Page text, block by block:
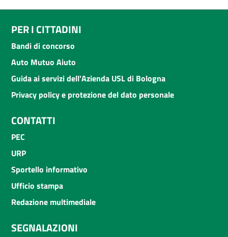
PER I CITTADINI
Bandi di concorso
Auto Mutuo Aiuto
Guida ai servizi dell'Azienda USL di Bologna
Privacy policy e protezione del dato personale
CONTATTI
PEC
URP
Sportello informativo
Ufficio stampa
Redazione multimediale
SEGNALAZIONI